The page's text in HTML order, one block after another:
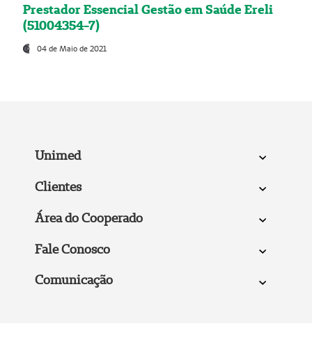
Prestador Essencial Gestão em Saúde Ereli
(51004354-7)
04 de Maio de 2021
Unimed
Clientes
Área do Cooperado
Fale Conosco
Comunicação